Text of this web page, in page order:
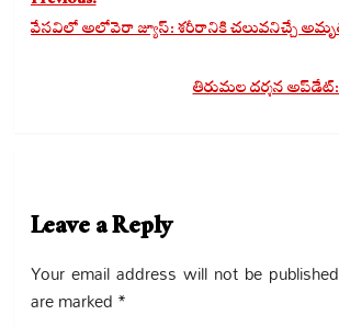
navigation
వేసవిలో అలోవెరా జ్యూస్: శరీరానికి చలువనిచ్చే
తిరుమల దర్శన అప్‌డేట్:
Leave a Reply
Your email address will not be
are marked *